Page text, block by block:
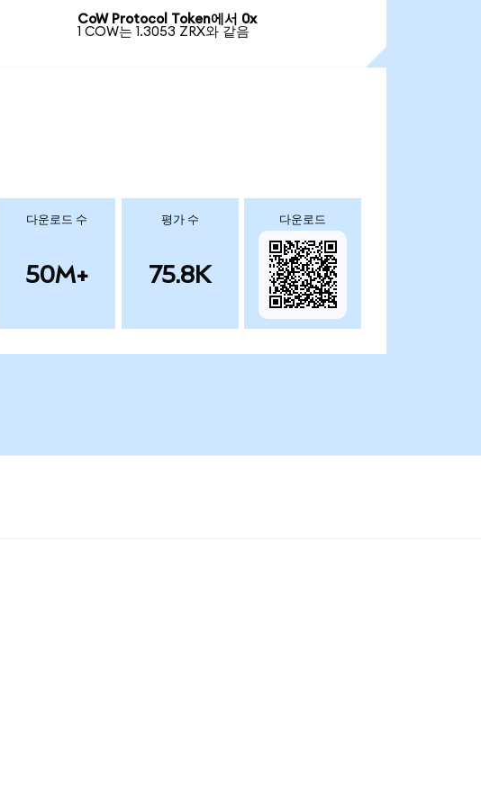
CoW Protocol Token에서 0x
1 COW는 1.3053 ZRX와 같음
다운로드 수
50M+
평가 수
75.8K
다운로드